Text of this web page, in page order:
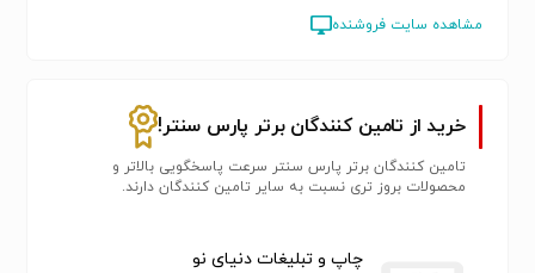
مشاهده سایت فروشنده
خرید از تامین کنندگان برتر پارس سنتر!
تامین کنندگان برتر پارس سنتر سرعت پاسخگویی بالاتر و
محصولات بروز تری نسبت به سایر تامین کنندگان دارند.
چاپ و تبلیغات دنیای نو